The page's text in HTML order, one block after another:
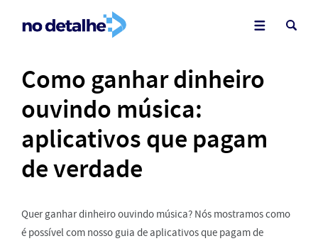
Como ganhar dinheiro
ouvindo música:
aplicativos que pagam
de verdade
Quer ganhar dinheiro ouvindo música? Nós mostramos como
é possível com nosso guia de aplicativos que pagam de